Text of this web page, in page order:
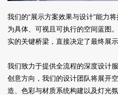
我们的“展示方案效果与设计”能力
为具体、可视且可执行的空间蓝图
实的关键桥梁，直接决定了最终展
我们致力于提供全流程的深度设计
创意方向，我们的设计团队将展开
造、色彩与材质系统构建以及灯光